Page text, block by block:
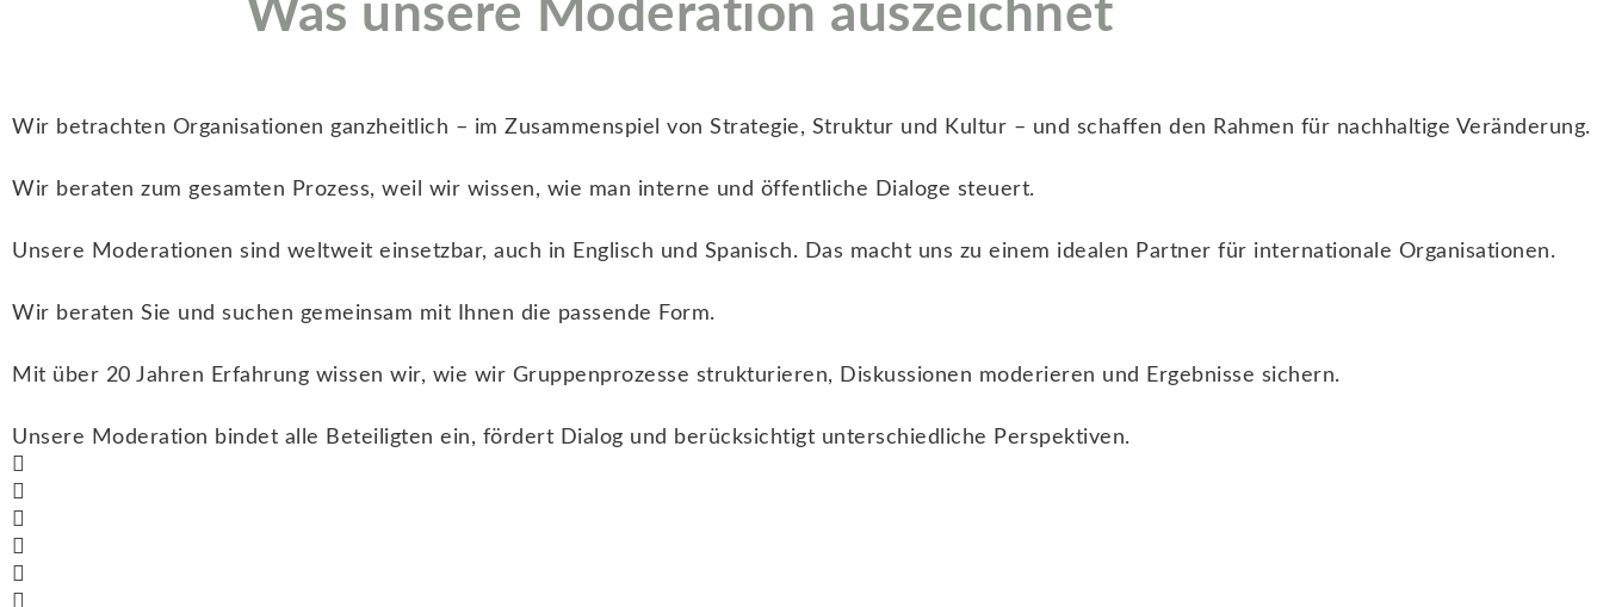
Was unsere Moderation auszeichnet
Wir betrachten Organisationen ganzheitlich – im Zusammenspiel von Strategie, Struktur und Kultur – und schaffen den Rahmen für nachhaltige Veränderung.
Wir beraten zum gesamten Prozess, weil wir wissen, wie man interne und öffentliche Dialoge steuert.
Unsere Moderationen sind weltweit einsetzbar, auch in Englisch und Spanisch. Das macht uns zu einem idealen Partner für internationale Organisationen.
Wir beraten Sie und suchen gemeinsam mit Ihnen die passende Form.
Mit über 20 Jahren Erfahrung wissen wir, wie wir Gruppenprozesse strukturieren, Diskussionen moderieren und Ergebnisse sichern.
Unsere Moderation bindet alle Beteiligten ein, fördert Dialog und berücksichtigt unterschiedliche Perspektiven.